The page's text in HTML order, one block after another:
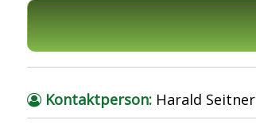
Kontaktperson:Harald Seitner